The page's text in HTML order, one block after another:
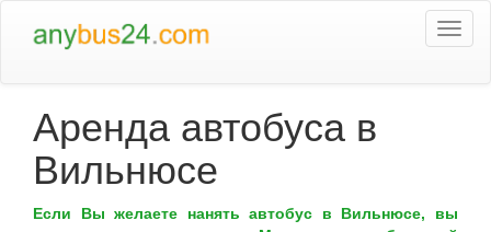
Аренда автобуса в
Вильнюсе
Если Вы желаете нанять автобус в Вильнюсе, вы